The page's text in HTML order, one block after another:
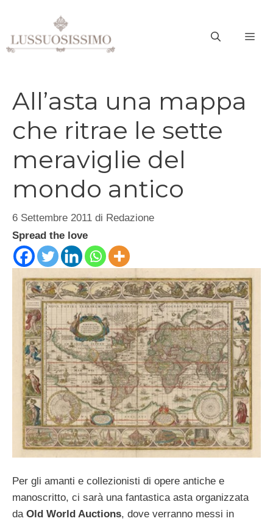
contenuto
All’asta una mappa
che ritrae le sette
meraviglie del
mondo antico
6 Settembre 2011 di Redazione
Spread the love
Per gli amanti e collezionisti di opere antiche e
manoscritto, ci sarà una fantastica asta organizzata
da Old World Auctions, dove verranno messi in